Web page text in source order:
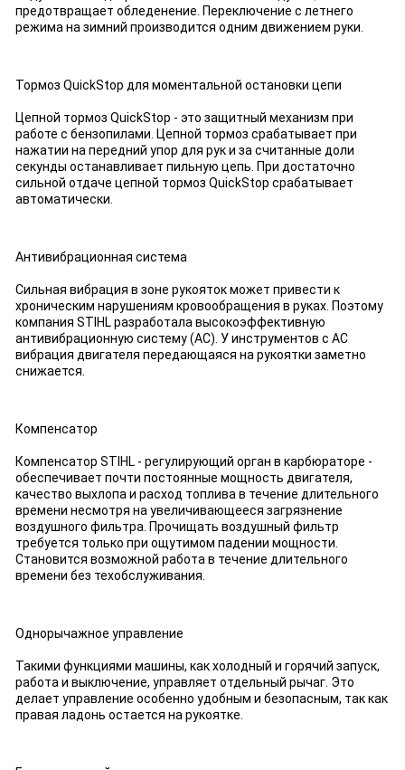
предотвращает обледенение. Переключение с летнего
режима на зимний производится одним движением руки.
Тормоз QuickStop для моментальной остановки цепи
Цепной тормоз QuickStop - это защитный механизм при
работе с бензопилами. Цепной тормоз срабатывает при
нажатии на передний упор для рук и за считанные доли
секунды останавливает пильную цепь. При достаточно
сильной отдаче цепной тормоз QuickStop срабатывает
автоматически.
Антивибрационная система
Сильная вибрация в зоне рукояток может привести к
хроническим нарушениям кровообращения в руках. Поэтому
компания STIHL разработала высокоэффективную
антивибрационную систему (АС). У инструментов с АС
вибрация двигателя передающаяся на рукоятки заметно
снижается.
Компенсатор
Компенсатор STIHL - регулирующий орган в карбюраторе -
обеспечивает почти постоянные мощность двигателя,
качество выхлопа и расход топлива в течение длительного
времени несмотря на увеличивающееся загрязнение
воздушного фильтра. Прочищать воздушный фильтр
требуется только при ощутимом падении мощности.
Становится возможной работа в течение длительного
времени без техобслуживания.
Однорычажное управление
Такими функциями машины, как холодный и горячий запуск,
работа и выключение, управляет отдельный рычаг. Это
делает управление особенно удобным и безопасным, так как
правая ладонь остается на рукоятке.